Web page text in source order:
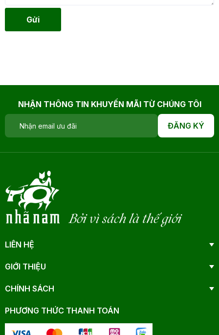
Gửi
NHẬN THÔNG TIN KHUYẾN MÃI TỪ CHÚNG TÔI
ĐĂNG KÝ
Bởi vì sách là thế giới
LIÊN HỆ
GIỚI THIỆU
CHÍNH SÁCH
PHƯƠNG THỨC THANH TOÁN